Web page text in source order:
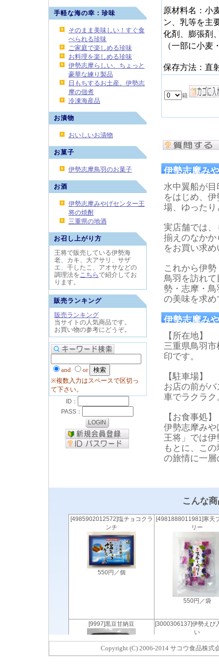
手軽な海の幸：珍味
そのまま美味しい！すぐ食
べられる珍味
ご家庭で楽しめる珍味
お料理を楽しめる珍味
伊勢志摩らしい、ちょっと
豪華な練り製品
日もちするお土産。伊勢志
摩の佃煮
冷凍海産品
お漬物
おいしいお漬物
お菓子
伊勢志摩鳥羽のお菓子
お酒
伊勢志摩みやげセンター王
将の焼酎
三重県の地酒
お召し上がり方
王将で販売している伊勢海
老、カキ、大アサリ、サザ
エ、干したこ、アオサなどの
調理法をこちら で紹介してお
ります。
販売ランキング
販売ランキング
当サイトの人気商品です。
お買い物の参考にどうぞ。
and
or
※複数入力はスペースで区切っ
て下さい。
原材料名：小
ン、乳等を主
化剤、膨張剤
（一部に小麦
保存方法：直
伊勢志摩み
水中翼船が
をはじめ、
場、ゆった
実店舗では
揃えのなか
をお買い求
これから伊
鳥羽を訪れ
勢・志摩・
の美味を求
伊勢志摩み
【所在地】
三重県鳥羽
印です。
【駐車場】
お店の前が
車でラクラク
【お食事処】
伊勢志摩み
王将」では
もとに、こ
の旅情に一
Copyright (C) 2006-2014 サコウ食品株式